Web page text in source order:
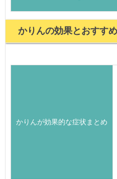
かりんの効果とおすす
かりんが効果的な症状まとめ